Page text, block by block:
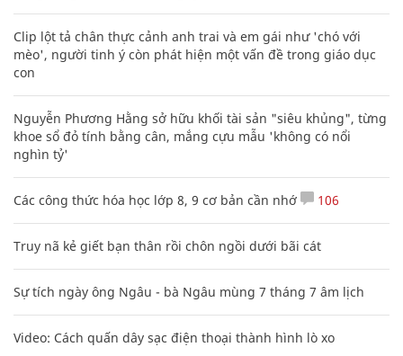
Clip lột tả chân thực cảnh anh trai và em gái như 'chó với
mèo', người tinh ý còn phát hiện một vấn đề trong giáo dục
con
Nguyễn Phương Hằng sở hữu khối tài sản "siêu khủng", từng
khoe sổ đỏ tính bằng cân, mắng cựu mẫu 'không có nổi
nghìn tỷ'
Các công thức hóa học lớp 8, 9 cơ bản cần nhớ 106
Truy nã kẻ giết bạn thân rồi chôn ngồi dưới bãi cát
Sự tích ngày ông Ngâu - bà Ngâu mùng 7 tháng 7 âm lịch
Video: Cách quấn dây sạc điện thoại thành hình lò xo